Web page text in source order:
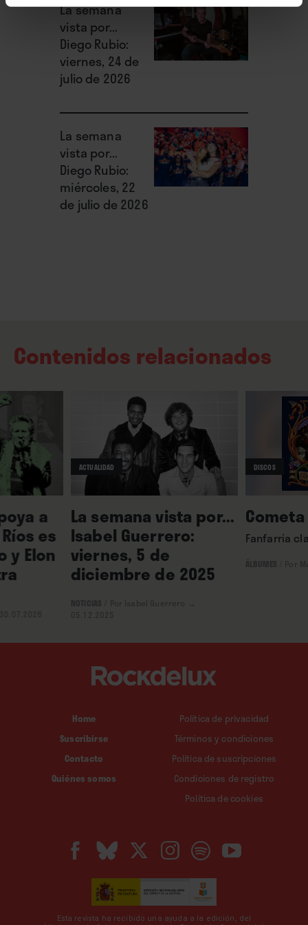
La semana
vista por...
Diego Rubio:
viernes, 24 de
julio de 2026
La semana
vista por...
Diego Rubio:
miércoles, 22
de julio de 2026
Contenidos relacionados
a
es
y Elon
ACTUALIDAD
La semana vista por...
Isabel Guerrero:
viernes, 5 de
diciembre de 2025
DISCOS
Cometa
Fanfarria
Home
Suscribirse
Contacto
Quiénes somos
Política de privacidad
Términos y condiciones
Política de suscripciones
Condiciones de registro
Política de cookies
Esta revista ha recibido una ayuda a la edición, del